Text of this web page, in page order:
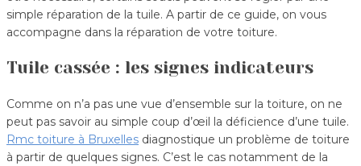
simple réparation de la tuile. A partir de ce guide, on vous
accompagne dans la réparation de votre toiture.
Tuile cassée : les signes indicateurs
Comme on n’a pas une vue d’ensemble sur la toiture, on ne
peut pas savoir au simple coup d’œil la déficience d’une tuile.
Rmc toiture à Bruxelles diagnostique un problème de toiture
à partir de quelques signes. C’est le cas notamment de la